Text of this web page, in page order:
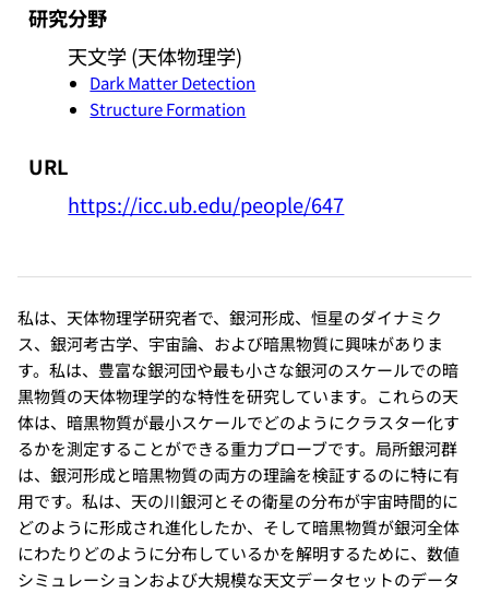
研究分野
天文学 (天体物理学)
Dark Matter Detection
Structure Formation
URL
https://icc.ub.edu/people/647
私は、天体物理学研究者で、銀河形成、恒星のダイナミク
ス、銀河考古学、宇宙論、および暗黒物質に興味がありま
す。私は、豊富な銀河団や最も小さな銀河のスケールでの暗
黒物質の天体物理学的な特性を研究しています。これらの天
体は、暗黒物質が最小スケールでどのようにクラスター化す
るかを測定することができる重力プローブです。局所銀河群
は、銀河形成と暗黒物質の両方の理論を検証するのに特に有
用です。私は、天の川銀河とその衛星の分布が宇宙時間的に
どのように形成され進化したか、そして暗黒物質が銀河全体
にわたりどのように分布しているかを解明するために、数値
シミュレーションおよび大規模な天文データセットのデータ